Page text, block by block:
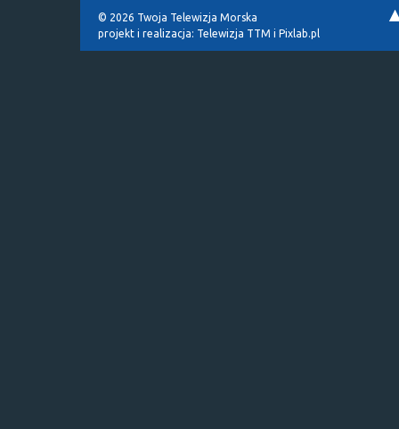
© 2026 Twoja Telewizja Morska
projekt i realizacja: Telewizja TTM i Pixlab.pl